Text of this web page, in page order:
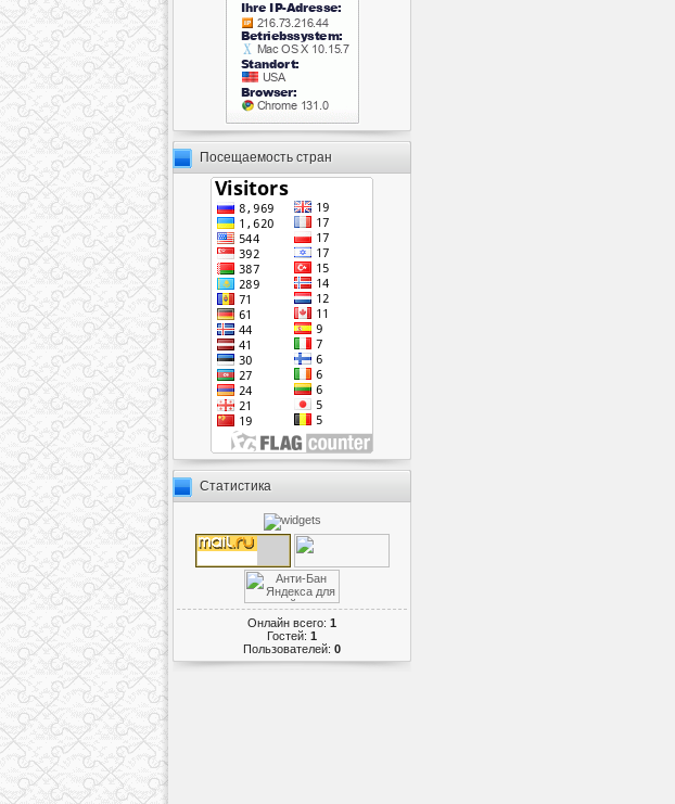
Посещаемость стран
Статистика
Онлайн всего: 1
Гостей: 1
Пользователей: 0